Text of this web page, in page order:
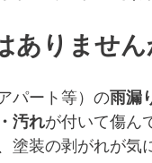
ありません
パート等）の雨漏
汚れが付いて傷ん
塗装の剥がれが気